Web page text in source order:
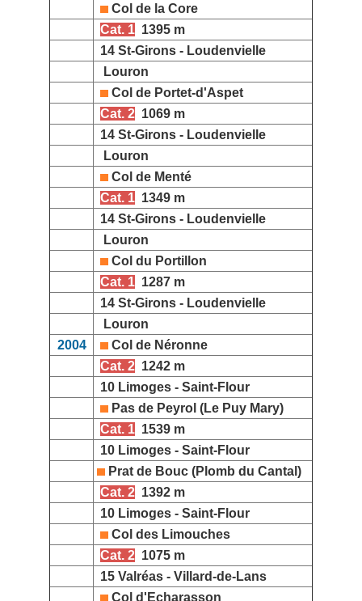
Col de la Core
Cat. 1 1395 m
14 St-Girons - Loudenvielle
Louron
Col de Portet-d'Aspet
Cat. 2 1069 m
14 St-Girons - Loudenvielle
Louron
Col de Menté
Cat. 1 1349 m
14 St-Girons - Loudenvielle
Louron
Col du Portillon
Cat. 1 1287 m
14 St-Girons - Loudenvielle
Louron
2004
Col de Néronne
Cat. 2 1242 m
10 Limoges - Saint-Flour
Pas de Peyrol (Le Puy Mary)
Cat. 1 1539 m
10 Limoges - Saint-Flour
Prat de Bouc (Plomb du Cantal)
Cat. 2 1392 m
10 Limoges - Saint-Flour
Col des Limouches
Cat. 2 1075 m
15 Valréas - Villard-de-Lans
Col d'Echarasson